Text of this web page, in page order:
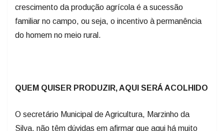
crescimento da produção agrícola é a sucessão
familiar no campo, ou seja, o incentivo à permanência
do homem no meio rural.
QUEM QUISER PRODUZIR, AQUI SERÁ ACOLHIDO
O secretário Municipal de Agricultura, Marzinho da
Silva, não têm dúvidas em afirmar que aqui há muito